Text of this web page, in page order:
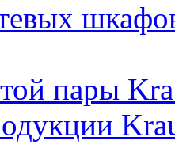
пары